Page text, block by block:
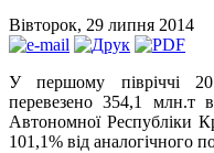
Вівторок, 29 липня 2014
У першому півріччі
перевезено 354,1 млн.т
Автономної Республіки
101,1% від аналогічного